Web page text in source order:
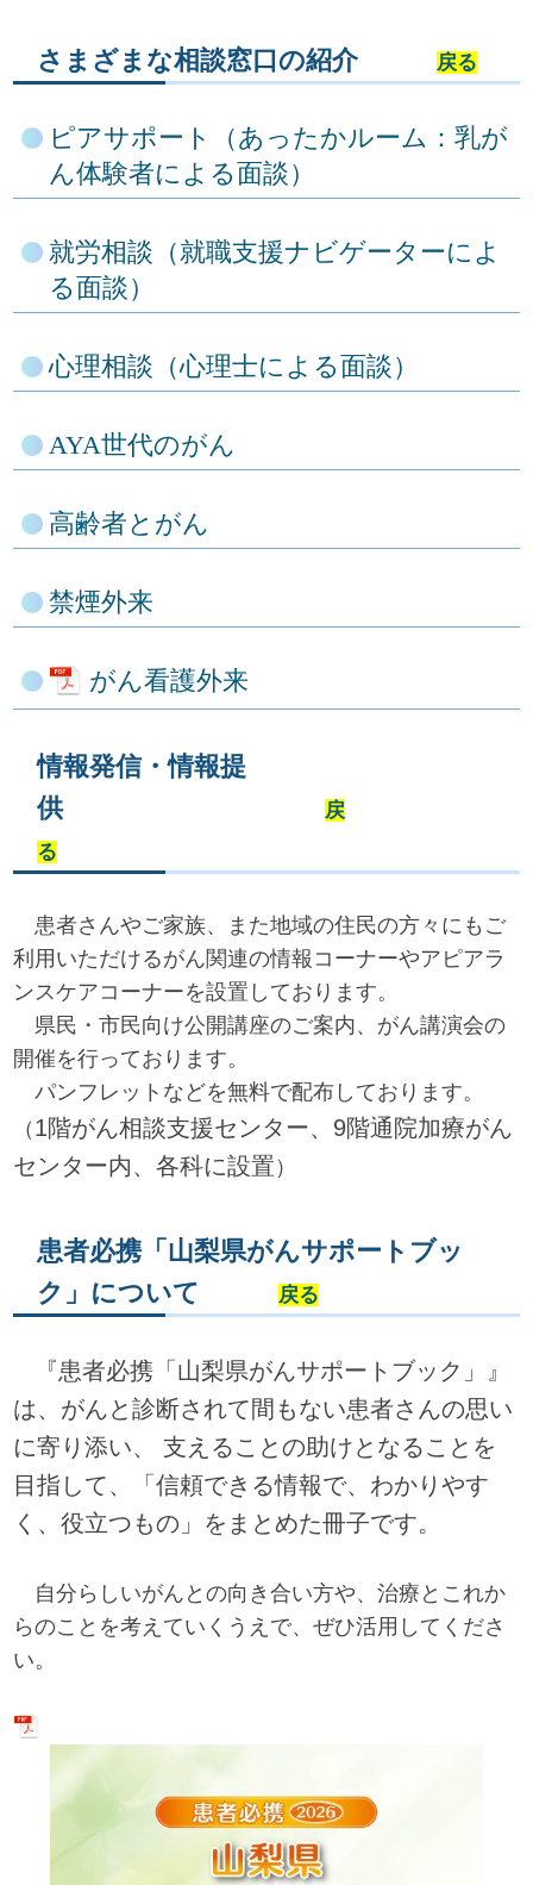
さまざまな相談窓口の紹介戻る
ピアサポート（あったかルーム：乳が
ん体験者による面談）
就労相談（就職支援ナビゲーターによ
る面談）
心理相談（心理士による面談）
AYA世代のがん
高齢者とがん
禁煙外来
がん看護外来
情報発信・情報提
供戻
る
患者さんやご家族、また地域の住民の方々にもご
利用いただけるがん関連の情報コーナーやアピアラ
ンスケアコーナーを設置しております。
県民・市民向け公開講座のご案内、がん講演会の
開催を行っております。
パンフレットなどを無料で配布しております。
（ 1階がん相談支援センター、9階通院加療がん
センター内、各科に設置 ）
患者必携「山梨県がんサポートブッ
ク」について戻る
『患者必携「山梨県がんサポートブック」』
は、がんと診断されて間もない患者さんの思い
に寄り添い、 支えることの助けとなることを
目指して、「信頼できる情報で、わかりやす
く、役立つもの」をまとめた冊子です。
自分らしいがんとの向き合い方や、治療とこれか
らのことを考えていくうえで、ぜひ活用してくださ
い。